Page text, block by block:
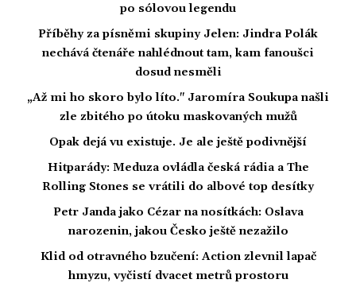
po sólovou legendu
Příběhy za písněmi skupiny Jelen: Jindra Polák
nechává čtenáře nahlédnout tam, kam fanoušci
dosud nesměli
„Až mi ho skoro bylo líto." Jaromíra Soukupa našli
zle zbitého po útoku maskovaných mužů
Opak dejá vu existuje. Je ale ještě podivnější
Hitparády: Meduza ovládla česká rádia a The
Rolling Stones se vrátili do albové top desítky
Petr Janda jako Cézar na nosítkách: Oslava
narozenin, jakou Česko ještě nezažilo
Klid od otravného bzučení: Action zlevnil lapač
hmyzu, vyčistí dvacet metrů prostoru